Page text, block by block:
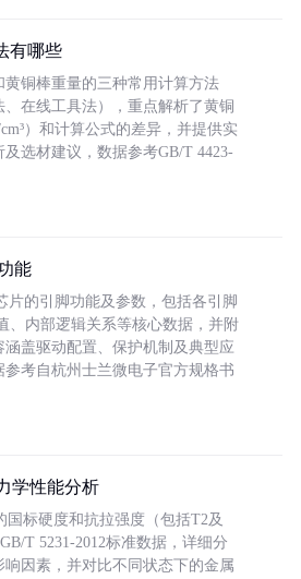
有哪些
铜棒重量的三种常用计算方法
、在线工具法），重点解析了黄铜
）和计算公式的差异，并提供实
选材建议，数据参考GB/T 4423-
能
片的引脚功能及参数，包括各引脚
、内部逻辑关系等核心数据，并附
盖驱动配置、保护机制及典型应
考自杭州士兰微电子官方规格书
学性能分析
国标硬度和抗拉强度（包括T2及
T 5231-2012标准数据，详细分
因素，并对比不同状态下的金属